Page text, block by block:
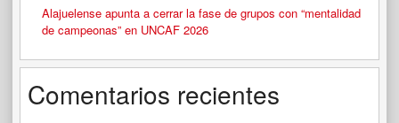
Alajuelense apunta a cerrar la fase de grupos con “mentalidad
de campeonas” en UNCAF 2026
Comentarios recientes